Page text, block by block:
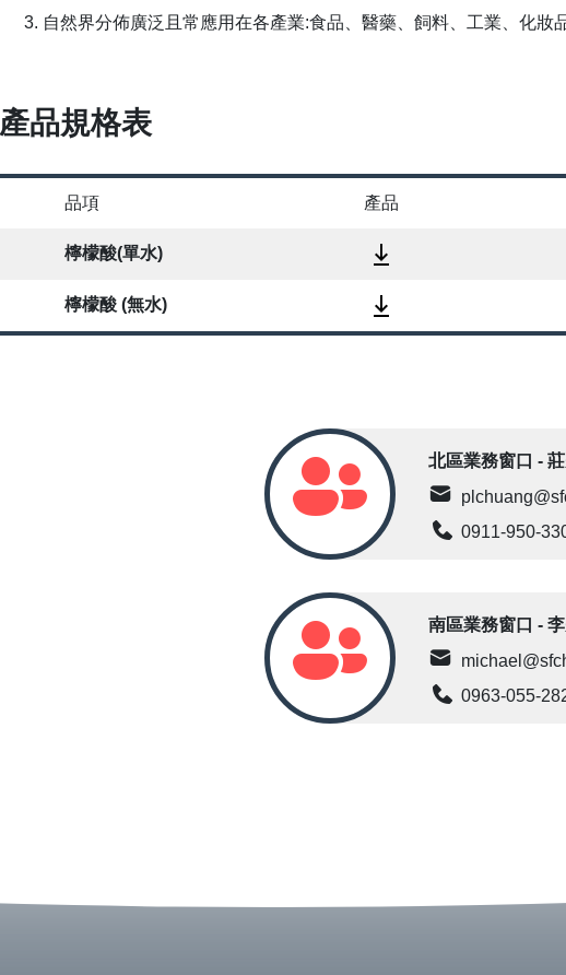
自然界分佈廣泛且常應用在各產業:食品、醫藥、飼料、工業、化妝
產品規格表
品項 產品
檸檬酸(單水)
檸檬酸 (無水)
北區業務窗口 -
0911-950-
南區業務窗口 -
0963-055-